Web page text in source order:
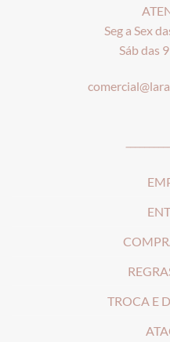
Seg a Sex
Sáb das
TROCA E